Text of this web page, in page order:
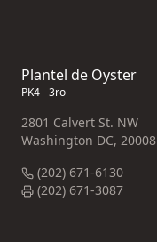
Plantel de Oyster
PK4 - 3ro
2801 Calvert St. NW
Washington DC, 20008
(202) 671-6130
(202) 671-3087